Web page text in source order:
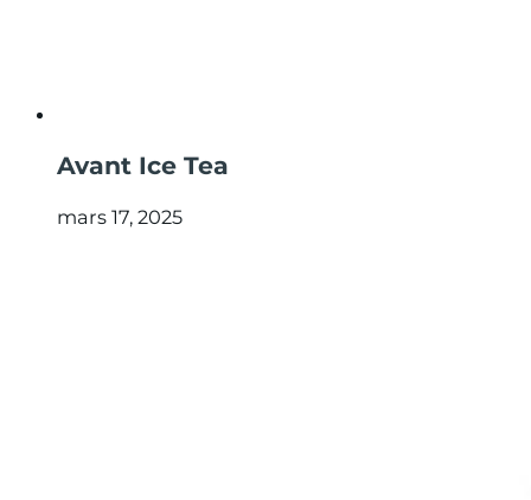
Avant Ice Tea
mars 17, 2025